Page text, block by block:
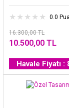
0.0
16.300,00 TL
10.500,00 TL
Havale Fiyatı